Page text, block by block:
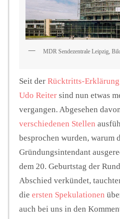
MDR Sendezentrale Leipzig,
Seit der Rücktritts-
Udo Reiter sind nun etwas
vergangen. Abgesehen
verschiedenen Stellen
besprochen wurden, warum
Gründungsintendant
dem 20. Geburtstag der
Abschied verkündet,
die ersten Spekulationen
auch bei uns in den